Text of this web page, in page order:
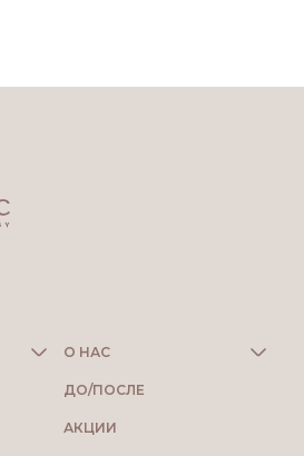
О НАС
ДО/ПОСЛЕ
АКЦИИ